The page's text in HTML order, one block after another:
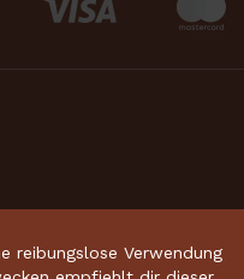
reibungslose Verwendung